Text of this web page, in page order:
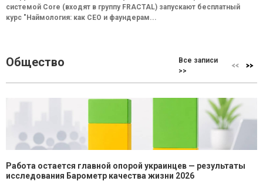
системой Core (входят в группу FRACTAL) запускают бесплатный
курс "Наймология: как СEO и фаундерам...
Общество
Все записи
>>
Работа остается главной опорой украинцев — результаты
исследования Барометр качества жизни 2026